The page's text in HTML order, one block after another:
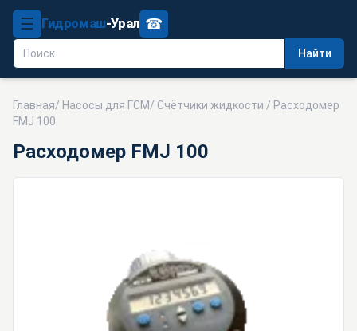
☰ Гидромаш-Урал
Найти
☎
Главная/ Насосы для ГСМ/ Счётчики жидкости / Расходомер
FMJ 100
Расходомер FMJ 100